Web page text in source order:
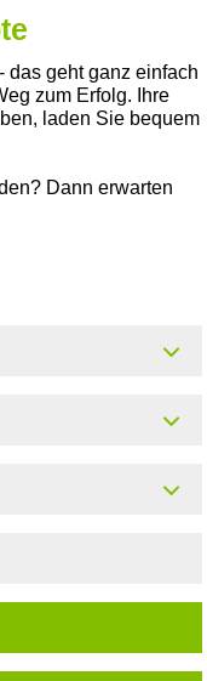
das geht ganz einfach
zum Erfolg. Ihre
laden Sie bequem
Dann erwarten